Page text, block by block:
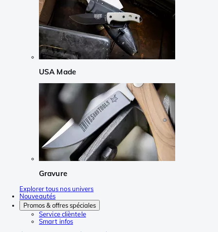
USA Made
Gravure
Explorer tous nos univers
Nouveautés
Promos & offres spéciales
Service clièntele
Smart infos